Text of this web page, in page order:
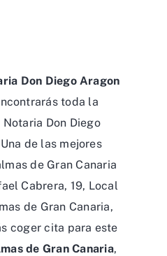
Don Diego Aragon
toda la
Don Diego
de las mejores
de Gran Canaria
Cabrera, 19, Local
de Gran Canaria,
coger cita para este
de Gran Canaria,